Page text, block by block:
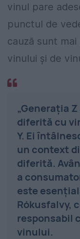
vinul pare
punctul de
cauză sunt
vinului și de
„Generația
diferită cu
Y. Ei
un context
diferită.
a
este
Rókusfalvy,
responsabil
vinului.